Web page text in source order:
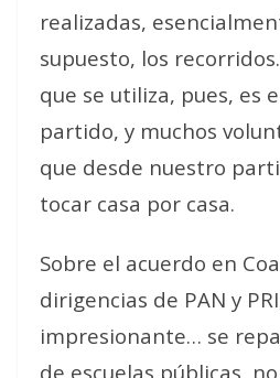
realizadas,
supuesto, los
que se utiliza, pues, es
partido, y muchos
que desde nuestro
tocar casa por casa.
Sobre el acuerdo en
dirigencias de PAN y
impresionante… se
de escuelas públicas,